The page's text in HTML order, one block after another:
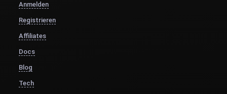
Anmelden
Registrieren
Affiliates
Docs
Blog
Tech